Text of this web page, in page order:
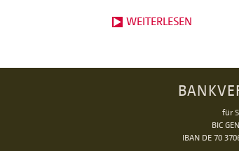
WEITERLESEN
für
BIC
IBAN DE 70